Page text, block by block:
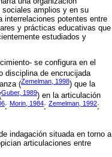
sociales amplios y en su
interrelaciones potentes entre
y prácticas educativas que
estudiados y
se configura en el
disciplina de encrucijada
(Zemelman, 1998) que la
Guber, 1989) en la articulación
; Morin, 1984; Zemelman, 1992;
indagación situada en torno a
articulaciones entre